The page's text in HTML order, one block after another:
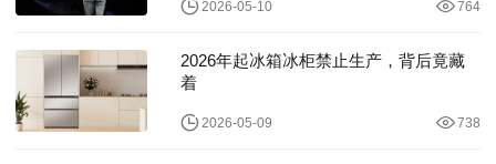
2026-05-10 764
2026年起冰箱冰柜禁止生产，背后竟藏
着
2026-05-09 738